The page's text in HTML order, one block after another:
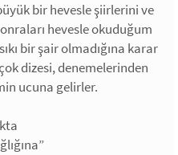
bir hevesle şiirlerini ve
hevesle okuduğum
bir şair olmadığına karar
dizesi, denemelerinden
ucuna gelirler.